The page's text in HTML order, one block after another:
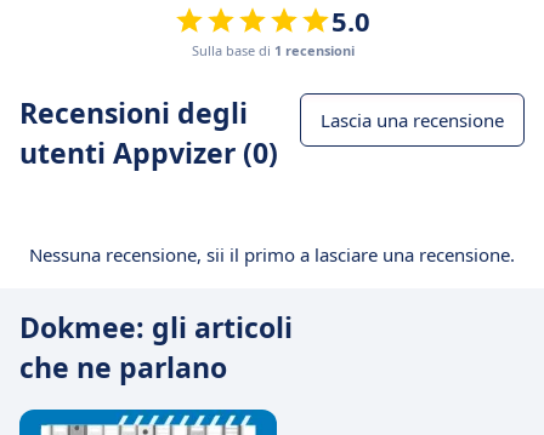
5.0
Sulla base di 1 recensioni
Recensioni degli
utenti Appvizer (0)
Lascia una recensione
Nessuna recensione, sii il primo a lasciare una recensione.
Dokmee: gli articoli
che ne parlano